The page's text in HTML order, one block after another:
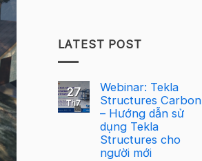
LATEST POST
27
Th7
Webinar: Tekla
Structures Carbon
– Hướng dẫn sử
dụng Tekla
Structures cho
người mới